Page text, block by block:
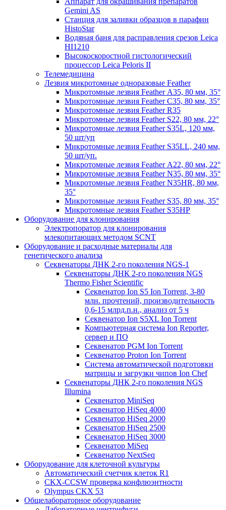
Gemini AS
Станция для заливки образцов в парафин
HistoStar
Водяная баня для расправления срезов Leica
HI1210
Высокоскоростной гистологический
процессор Leica Peloris II
Телемедицина
Лезвия микротомные одноразовые Feather
Микротомные лезвия Feather А35, 80 мм, 35°
Микротомные лезвия Feather С35, 80 мм, 35°
Микротомные лезвия Feather R35
Микротомные лезвия Feather S22, 80 мм, 22°
Микротомные лезвия Feather S35L, 120 мм,
50 шт/уп
Микротомные лезвия Feather S35LL, 240 мм,
50 шт/уп.
Микротомные лезвия Feather А22, 80 мм, 22°
Микротомные лезвия Feather N35, 80 мм, 35°
Микротомные лезвия Feather N35HR, 80 мм,
35°
Микротомные лезвия Feather S35, 80 мм, 35°
Микротомные лезвия Feather S35HP
Оборудование для клонирования
Электропоратор для клонирования
млекопитающих методом SCNT
Оборудование и расходные материалы для
генетического анализа
Секвенаторы ДНК 2-го поколения NGS-1
Секвенаторы ДНК 2-го поколения NGS
Thermo Fisher Scientific
Секвенатор Ion S5 Ion Torrent, 3-80
млн. прочтений, производительность
0,6-15 млрд.п.н., анализ от 5 ч
Секвенатор Ion S5XL Ion Torrent
Компьютерная система Ion Reporter,
сервер и ПО
Секвенатор PGM Ion Torrent
Секвенатор Proton Ion Torrent
Система автоматической подготовки
матрицы и загрузки чипов Ion Chef
Секвенаторы ДНК 2-го поколения NGS
Illumina
Секвенатор MiniSeq
Секвенатор HiSeq 4000
Секвенатор HiSeq 2000
Секвенатор HiSeq 2500
Секвенатор HiSeq 3000
Секвенатор MiSeq
Секвенатор NextSeq
Оборудование для клеточной культуры
Автоматический счетчик клеток R1
CKX-CCSW проверка конфлюэнтности
Olympus CKX 53
Общелабораторное оборудование